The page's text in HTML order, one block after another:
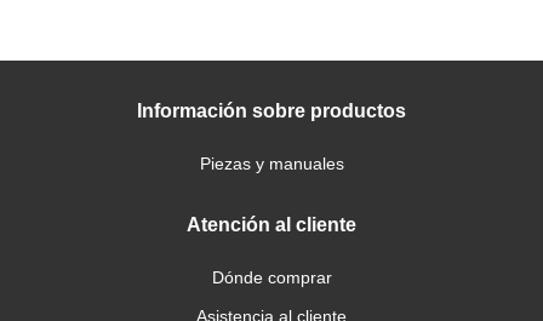
Información sobre productos
Piezas y manuales
Atención al cliente
Dónde comprar
Asistencia al cliente